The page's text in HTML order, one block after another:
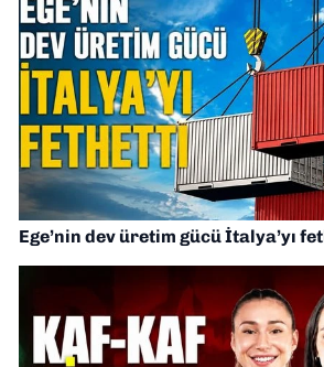
Ege’nin dev üretim gücü İtalya’yı